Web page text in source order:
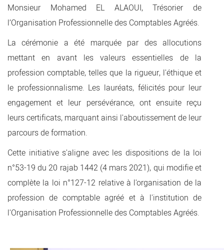
Monsieur Mohamed EL ALAOUI, Trésorier de
l’Organisation Professionnelle des Comptables Agréés.
La cérémonie a été marquée par des allocutions
mettant en avant les valeurs essentielles de la
profession comptable, telles que la rigueur, l'éthique et
le professionnalisme. Les lauréats, félicités pour leur
engagement et leur persévérance, ont ensuite reçu
leurs certificats, marquant ainsi l'aboutissement de leur
parcours de formation.
Cette initiative s'aligne avec les dispositions de la loi
n°53-19 du 20 rajab 1442 (4 mars 2021), qui modifie et
complète la loi n°127-12 relative à l'organisation de la
profession de comptable agréé et à l'institution de
l'Organisation Professionnelle des Comptables Agréés.